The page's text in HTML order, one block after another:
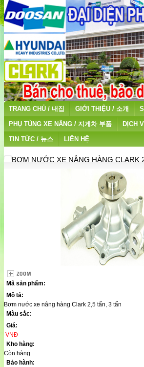
TRANG CHỦ / 내집 GIỚI THIỆU / 소개
PHỤ TÙNG XE NÂNG / 지게차 부품 DỊCH
TIN TỨC / 뉴스 LIÊN HỆ
BƠM NƯỚC XE NÂNG HÀNG CLARK
Mã sản phẩm:
Mô tả:
Bơm nước xe nâng hàng Clark 2,5 tấn, 3 tấn
Màu sắc:
Giá:
VNĐ
Kho hàng:
Còn hàng
Bảo hành: